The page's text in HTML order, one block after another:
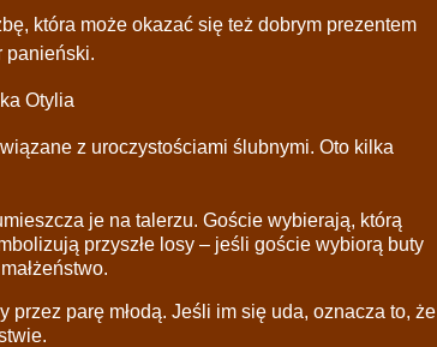
która może okazać się też dobrym prezentem
panieński.
Otylia
z uroczystościami ślubnymi. Oto kilka
je na talerzu. Goście wybierają, którą
przyszłe losy – jeśli goście wybiorą buty
przez parę młodą. Jeśli im się uda, oznacza to, że